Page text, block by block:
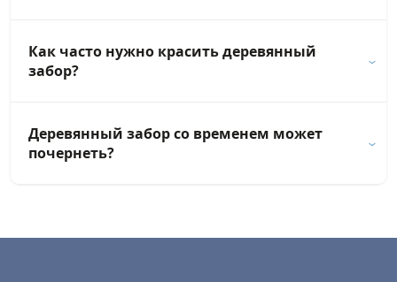
Как часто нужно красить деревянный
забор?
Деревянный забор со временем может
почернеть?